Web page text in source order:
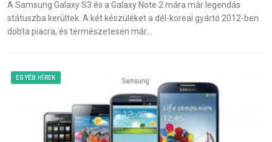
A Samsung Galaxy S3 és a Galaxy Note 2 mára már legendás
státuszba kerültek. A két készüléket a dél-koreai gyártó 2012-ben
dobta piacra, és természetesen már…
EGYÉB HÍREK